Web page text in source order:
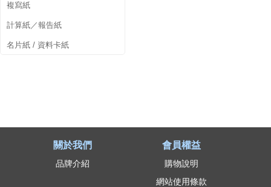
複寫紙
計算紙／報告紙
名片紙 / 資料卡紙
關於我們
品牌介紹
會員權益
購物說明
網站使用條款